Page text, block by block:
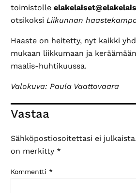
toimistolle
otsikoksi Liikunnan
Haaste on heitetty, nyt kaikki
mukaan liikkumaan ja
maalis-huhtikuussa.
Valokuva: Paula Vaattovaara
Lukijan
Vastaa
Sähköpostiosoitettasi ei julkaista.
on merkitty *
Kommentti *